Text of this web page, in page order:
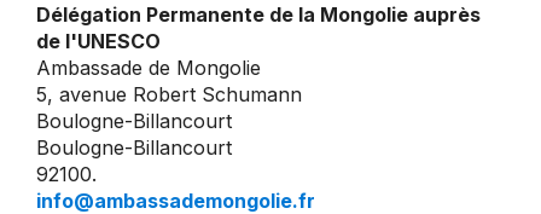
Délégation Permanente de la Mongolie auprès
de l'UNESCO
Ambassade de Mongolie
5, avenue Robert Schumann
Boulogne-Billancourt
Boulogne-Billancourt
92100.
info@ambassademongolie.fr